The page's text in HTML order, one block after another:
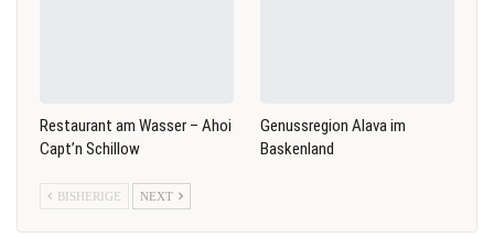
Restaurant am Wasser – Ahoi
Capt’n Schillow
Genussregion Alava im
Baskenland
BISHERIGE NEXT